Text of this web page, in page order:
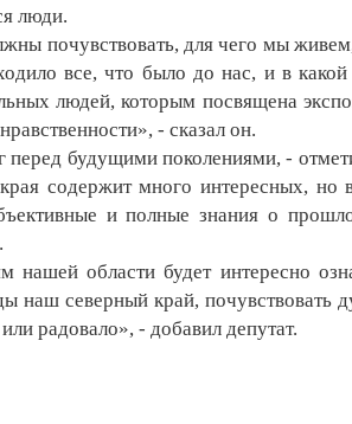
люди.
почувствовать, для чего мы
все, что было до нас, и в
людей, которым посвящена
- сказал он.
будущими поколениями, -
содержит много интересных, но
и полные знания о
области будет интересно
наш северный край, почувствовать
радовало», - добавил депутат.